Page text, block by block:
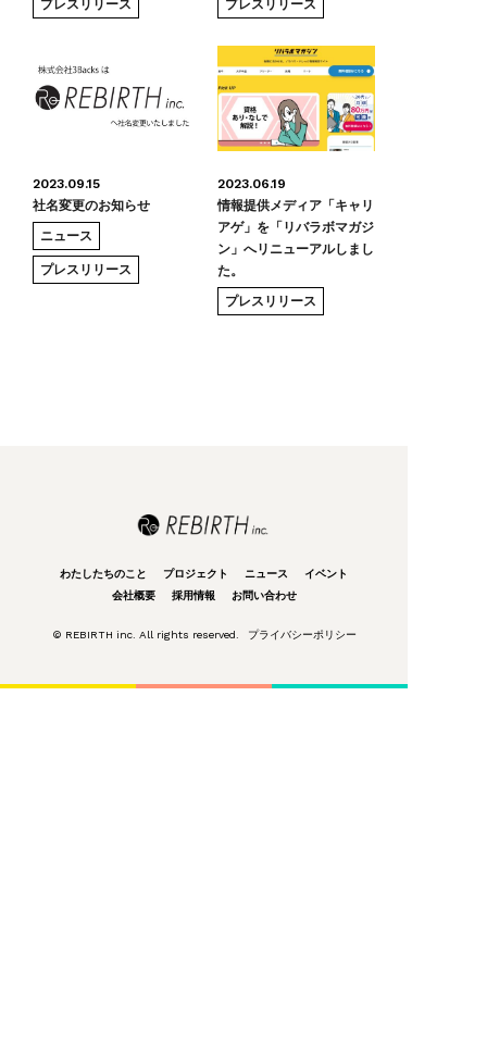
プレスリリース プレスリリース
2023.09.15
社名変更のお知らせ
ニュース
プレスリリース
2023.06.19
情報提供メディア「キャリ
アゲ」を「リバラボマガジ
ン」へリニューアルしまし
た。
プレスリリース
わたしたちのこと プロジェクト ニュース
イベント
会社概要
採用情報 お問い合わせ
© REBIRTH inc. All rights reserved. プライバシーポリシー